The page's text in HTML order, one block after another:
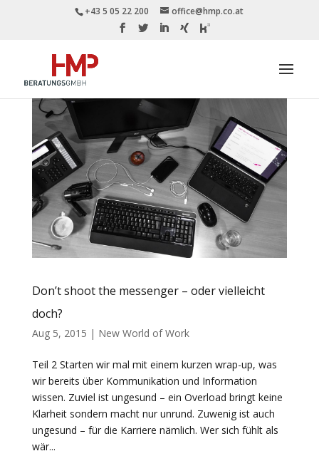
+43 5 05 22 200 office@hmp.co.at
Don’t shoot the messenger – oder vielleicht
doch?
Aug 5, 2015 | New World of Work
Teil 2 Starten wir mal mit einem kurzen wrap-up, was
wir bereits über Kommunikation und Information
wissen. Zuviel ist ungesund – ein Overload bringt keine
Klarheit sondern macht nur unrund. Zuwenig ist auch
ungesund – für die Karriere nämlich. Wer sich fühlt als
wär...